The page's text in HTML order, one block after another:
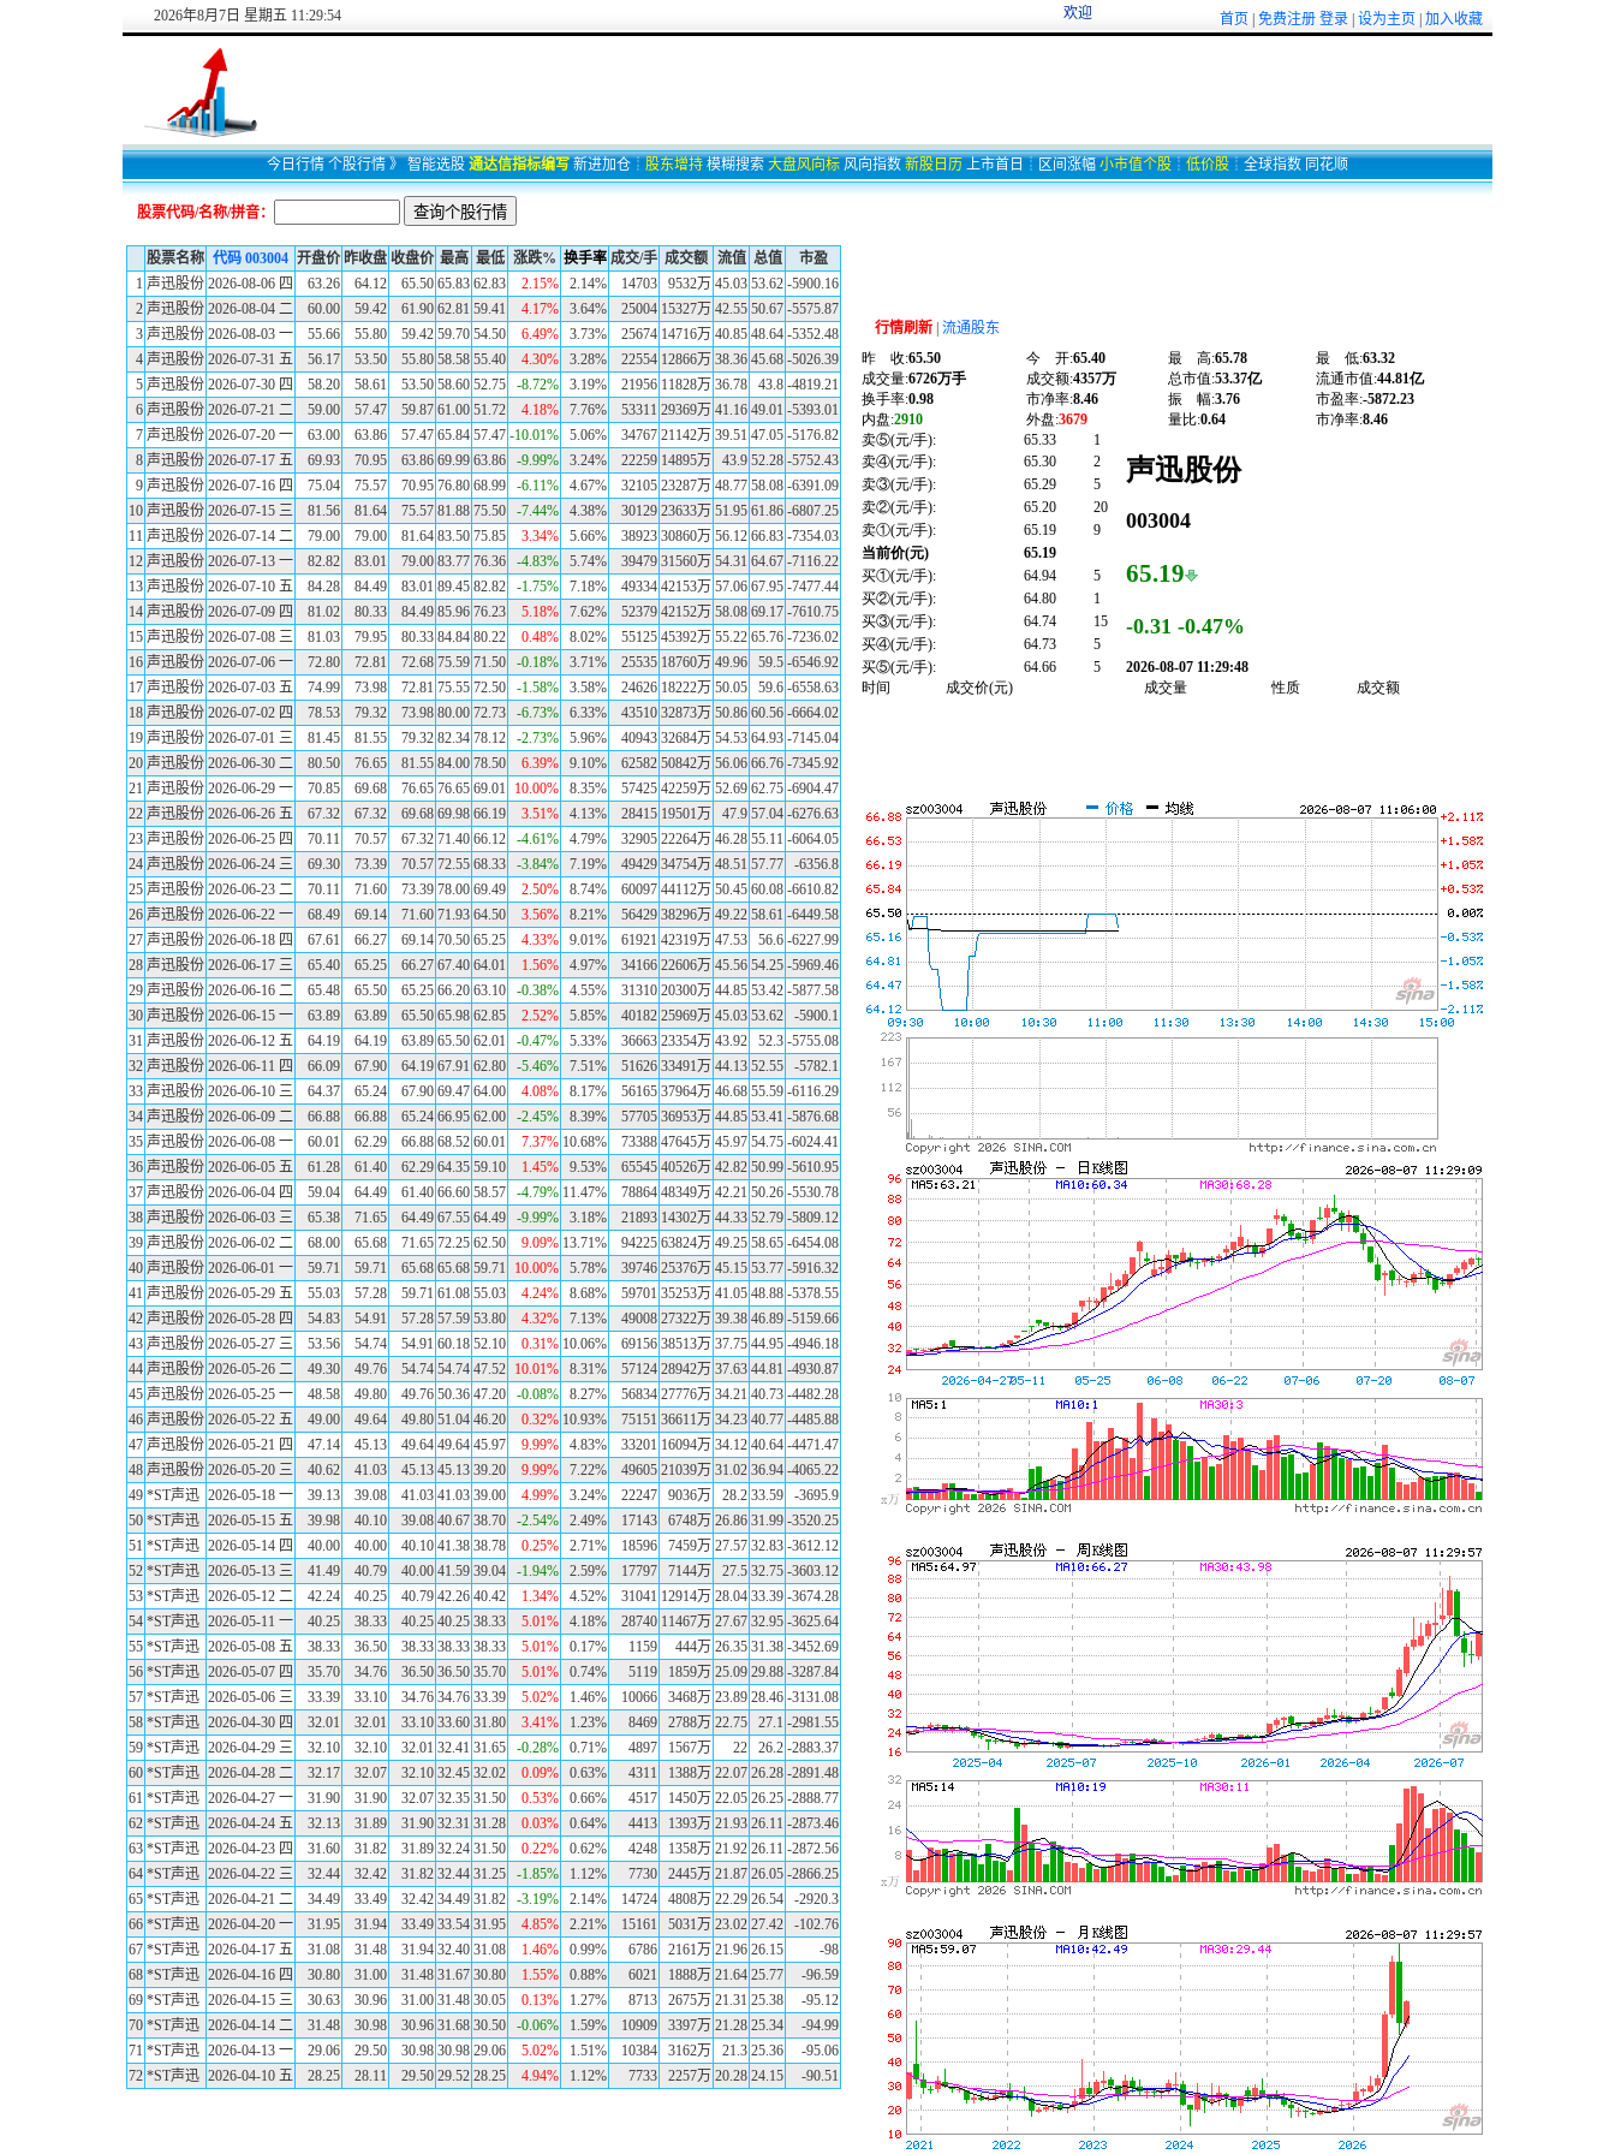
2026年8月 7 日 星期五 11:29:54 欢迎 首页 免费注册 登录 设为主页 加入收藏
今日行情 个股行情 》 智能选股 通达信指标编写 新进加仓 ┊ 股东增持 模糊搜索 大盘风向标 风向指数 新股日历 上市首日 ┊ 区间涨幅 小市值个股 ┊ 低价股 ┊ 全球指数 同花顺
股票代码/名称/拼音：
股票名称 代码 003004 开盘价 昨收盘 收盘价 最高 最低 涨跌% 换手率 成交/手 成交额 流值 总值
市盈
1 声迅股份 2026-08-06 四 63.26 64.12 65.50 65.83 62.83 2.15% 2.14% 14703 9532万 45.03 53.62 -5900.16
2 声迅股份 2026-08-04 二 60.00 59.42 61.90 62.81 59.41 4.17% 3.64% 25004 15327万 42.55 50.67 -5575.87
3 声迅股份 2026-08-03 一 55.66 55.80 59.42 59.70 54.50 6.49% 3.73% 25674 14716万 40.85 48.64 -5352.48
4 声迅股份 2026-07-31 五 56.17 53.50 55.80 58.58 55.40 4.30% 3.28% 22554 12866万 38.36 45.68 -5026.39
5 声迅股份 2026-07-30 四 58.20 58.61 53.50 58.60 52.75 -8.72% 3.19% 21956 11828万 36.78 43.8 -4819.21
6 声迅股份 2026-07-21 二 59.00 57.47 59.87 61.00 51.72 4.18% 7.76% 53311 29369万 41.16 49.01 -5393.01
7 声迅股份 2026-07-20 一 63.00 63.86 57.47 65.84 57.47 -10.01% 5.06% 34767 21142万 39.51 47.05 -5176.82
8 声迅股份 2026-07-17 五 69.93 70.95 63.86 69.99 63.86 -9.99% 3.24% 22259 14895万 43.9 52.28 -5752.43
9 声迅股份 2026-07-16 四 75.04 75.57 70.95 76.80 68.99 -6.11% 4.67% 32105 23287万 48.77 58.08 -6391.09
10 声迅股份 2026-07-15 三 81.56 81.64 75.57 81.88 75.50 -7.44% 4.38% 30129 23633万 51.95 61.86 -6807.25
11 声迅股份 2026-07-14 二 79.00 79.00 81.64 83.50 75.85 3.34% 5.66% 38923 30860万 56.12 66.83 -7354.03
12 声迅股份 2026-07-13 一 82.82 83.01 79.00 83.77 76.36 -4.83% 5.74% 39479 31560万 54.31 64.67 -7116.22
13 声迅股份 2026-07-10 五 84.28 84.49 83.01 89.45 82.82 -1.75% 7.18% 49334 42153万 57.06 67.95 -7477.44
14 声迅股份 2026-07-09 四 81.02 80.33 84.49 85.96 76.23 5.18% 7.62% 52379 42152万 58.08 69.17 -7610.75
15 声迅股份 2026-07-08 三 81.03 79.95 80.33 84.84 80.22 0.48% 8.02% 55125 45392万 55.22 65.76 -7236.02
16 声迅股份 2026-07-06 一 72.80 72.81 72.68 75.59 71.50 -0.18% 3.71% 25535 18760万 49.96 59.5 -6546.92
17 声迅股份 2026-07-03 五 74.99 73.98 72.81 75.55 72.50 -1.58% 3.58% 24626 18222万 50.05 59.6 -6558.63
18 声迅股份 2026-07-02 四 78.53 79.32 73.98 80.00 72.73 -6.73% 6.33% 43510 32873万 50.86 60.56 -6664.02
19 声迅股份 2026-07-01 三 81.45 81.55 79.32 82.34 78.12 -2.73% 5.96% 40943 32684万 54.53 64.93 -7145.04
20 声迅股份 2026-06-30 二 80.50 76.65 81.55 84.00 78.50 6.39% 9.10% 62582 50842万 56.06 66.76 -7345.92
21 声迅股份 2026-06-29 一 70.85 69.68 76.65 76.65 69.01 10.00% 8.35% 57425 42259万 52.69 62.75 -6904.47
22 声迅股份 2026-06-26 五 67.32 67.32 69.68 69.98 66.19 3.51% 4.13% 28415 19501万 47.9 57.04 -6276.63
23 声迅股份 2026-06-25 四 70.11 70.57 67.32 71.40 66.12 -4.61% 4.79% 32905 22264万 46.28 55.11 -6064.05
24 声迅股份 2026-06-24 三 69.30 73.39 70.57 72.55 68.33 -3.84% 7.19% 49429 34754万 48.51 57.77
-6356.8
25 声迅股份 2026-06-23 二 70.11 71.60 73.39 78.00 69.49 2.50% 8.74% 60097 44112万 50.45 60.08 -6610.82
26 声迅股份 2026-06-22 一 68.49 69.14 71.60 71.93 64.50 3.56% 8.21% 56429 38296万 49.22 58.61 -6449.58
27 声迅股份 2026-06-18 四 67.61 66.27 69.14 70.50 65.25 4.33% 9.01% 61921 42319万 47.53 56.6 -6227.99
28 声迅股份 2026-06-17 三 65.40 65.25 66.27 67.40 64.01 1.56% 4.97% 34166 22606万 45.56 54.25 -5969.46
29 声迅股份 2026-06-16 二 65.48 65.50 65.25 66.20 63.10 -0.38% 4.55% 31310 20300万 44.85 53.42 -5877.58
30 声迅股份 2026-06-15 一 63.89 63.89 65.50 65.98 62.85 2.52% 5.85% 40182 25969万 45.03 53.62
-5900.1
31 声迅股份 2026-06-12 五 64.19 64.19 63.89 65.50 62.01 -0.47% 5.33% 36663 23354万 43.92 52.3 -5755.08
32 声迅股份 2026-06-11 四 66.09 67.90 64.19 67.91 62.80 -5.46% 7.51% 51626 33491万 44.13 52.55
-5782.1
33 声迅股份 2026-06-10 三 64.37 65.24 67.90 69.47 64.00 4.08% 8.17% 56165 37964万 46.68 55.59 -6116.29
34 声迅股份 2026-06-09 二 66.88 66.88 65.24 66.95 62.00 -2.45% 8.39% 57705 36953万 44.85 53.41 -5876.68
35 声迅股份 2026-06-08 一 60.01 62.29 66.88 68.52 60.01 7.37% 10.68% 73388 47645万 45.97 54.75 -6024.41
36 声迅股份 2026-06-05 五 61.28 61.40 62.29 64.35 59.10 1.45% 9.53% 65545 40526万 42.82 50.99 -5610.95
37 声迅股份 2026-06-04 四 59.04 64.49 61.40 66.60 58.57 -4.79% 11.47% 78864 48349万 42.21 50.26 -5530.78
38 声迅股份 2026-06-03 三 65.38 71.65 64.49 67.55 64.49 -9.99% 3.18% 21893 14302万 44.33 52.79 -5809.12
39 声迅股份 2026-06-02 二 68.00 65.68 71.65 72.25 62.50 9.09% 13.71% 94225 63824万 49.25 58.65 -6454.08
40 声迅股份 2026-06-01 一 59.71 59.71 65.68 65.68 59.71 10.00% 5.78% 39746 25376万 45.15 53.77 -5916.32
41 声迅股份 2026-05-29 五 55.03 57.28 59.71 61.08 55.03 4.24% 8.68% 59701 35253万 41.05 48.88 -5378.55
42 声迅股份 2026-05-28 四 54.83 54.91 57.28 57.59 53.80 4.32% 7.13% 49008 27322万 39.38 46.89 -5159.66
43 声迅股份 2026-05-27 三 53.56 54.74 54.91 60.18 52.10 0.31% 10.06% 69156 38513万 37.75 44.95 -4946.18
44 声迅股份 2026-05-26 二 49.30 49.76 54.74 54.74 47.52 10.01% 8.31% 57124 28942万 37.63 44.81 -4930.87
45 声迅股份 2026-05-25 一 48.58 49.80 49.76 50.36 47.20 -0.08% 8.27% 56834 27776万 34.21 40.73 -4482.28
46 声迅股份 2026-05-22 五 49.00 49.64 49.80 51.04 46.20 0.32% 10.93% 75151 36611万 34.23 40.77 -4485.88
47 声迅股份 2026-05-21 四 47.14 45.13 49.64 49.64 45.97 9.99% 4.83% 33201 16094万 34.12 40.64 -4471.47
48 声迅股份 2026-05-20 三 40.62 41.03 45.13 45.13 39.20 9.99% 7.22% 49605 21039万 31.02 36.94 -4065.22
49 *ST声迅 2026-05-18 一 39.13 39.08 41.03 41.03 39.00 4.99% 3.24% 22247 9036万 28.2 33.59
-3695.9
50 *ST声迅 2026-05-15 五 39.98 40.10 39.08 40.67 38.70 -2.54% 2.49% 17143 6748万 26.86 31.99 -3520.25
51 *ST声迅 2026-05-14 四 40.00 40.00 40.10 41.38 38.78 0.25% 2.71% 18596 7459万 27.57 32.83 -3612.12
52 *ST声迅 2026-05-13 三 41.49 40.79 40.00 41.59 39.04 -1.94% 2.59% 17797 7144万 27.5 32.75 -3603.12
53 *ST声迅 2026-05-12 二 42.24 40.25 40.79 42.26 40.42 1.34% 4.52% 31041 12914万 28.04 33.39 -3674.28
54 *ST声迅 2026-05-11 一 40.25 38.33 40.25 40.25 38.33 5.01% 4.18% 28740 11467万 27.67 32.95 -3625.64
55 *ST声迅 2026-05-08 五 38.33 36.50 38.33 38.33 38.33 5.01% 0.17% 1159 444万 26.35 31.38 -3452.69
56 *ST声迅 2026-05-07 四 35.70 34.76 36.50 36.50 35.70 5.01% 0.74% 5119 1859万 25.09 29.88 -3287.84
57 *ST声迅 2026-05-06 三 33.39 33.10 34.76 34.76 33.39 5.02% 1.46% 10066 3468万 23.89 28.46 -3131.08
58 *ST声迅 2026-04-30 四 32.01 32.01 33.10 33.60 31.80 3.41% 1.23% 8469 2788万 22.75 27.1 -2981.55
59 *ST声迅 2026-04-29 三 32.10 32.10 32.01 32.41 31.65 -0.28% 0.71% 4897 1567万 22 26.2 -2883.37
60 *ST声迅 2026-04-28 二 32.17 32.07 32.10 32.45 32.02 0.09% 0.63% 4311 1388万 22.07 26.28 -2891.48
61 *ST声迅 2026-04-27 一 31.90 31.90 32.07 32.35 31.50 0.53% 0.66% 4517 1450万 22.05 26.25 -2888.77
62 *ST声迅 2026-04-24 五 32.13 31.89 31.90 32.31 31.28 0.03% 0.64% 4413 1393万 21.93 26.11 -2873.46
63 *ST声迅 2026-04-23 四 31.60 31.82 31.89 32.24 31.50 0.22% 0.62% 4248 1358万 21.92 26.11 -2872.56
64 *ST声迅 2026-04-22 三 32.44 32.42 31.82 32.44 31.25 -1.85% 1.12% 7730 2445万 21.87 26.05 -2866.25
65 *ST声迅 2026-04-21 二 34.49 33.49 32.42 34.49 31.82 -3.19% 2.14% 14724 4808万 22.29 26.54
-2920.3
66 *ST声迅 2026-04-20 一 31.95 31.94 33.49 33.54 31.95 4.85% 2.21% 15161 5031万 23.02 27.42
-102.76
67 *ST声迅 2026-04-17 五 31.08 31.48 31.94 32.40 31.08 1.46% 0.99% 6786 2161万 21.96 26.15
-98
68 *ST声迅 2026-04-16 四 30.80 31.00 31.48 31.67 30.80 1.55% 0.88% 6021 1888万 21.64 25.77
-96.59
69 *ST声迅 2026-04-15 三 30.63 30.96 31.00 31.48 30.05 0.13% 1.27% 8713 2675万 21.31 25.38
-95.12
70 *ST声迅 2026-04-14 二 31.48 30.98 30.96 31.68 30.50 -0.06% 1.59% 10909 3397万 21.28 25.34
-94.99
71 *ST声迅 2026-04-13 一 29.06 29.50 30.98 30.98 29.06 5.02% 1.51% 10384 3162万 21.3 25.36
-95.06
72 *ST声迅 2026-04-10 五 28.25 28.11 29.50 29.52 28.25 4.94% 1.12% 7733 2257万 20.28 24.15 -90.51
行情刷新 流通股东